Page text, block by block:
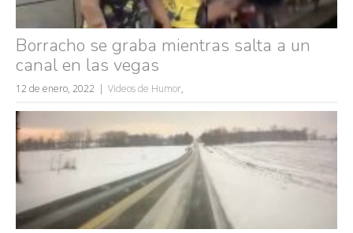
Búsquedas populares
mujeres guapas
volver a nacer
accidentes
wtf
Borracho se graba mientras salta a un
canal en las vegas
12 de enero, 2022 Videos de Humor,